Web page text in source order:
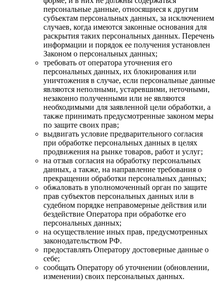
персональные данные, относящиеся к другим
субъектам персональных данных, за исключением
случаев, когда имеются законные основания для
раскрытия таких персональных данных. Перечень
информации и порядок ее получения установлен
Законом о персональных данных;
требовать от оператора уточнения его
персональных данных, их блокирования или
уничтожения в случае, если персональные данные
являются неполными, устаревшими, неточными,
незаконно полученными или не являются
необходимыми для заявленной цели обработки, а
также принимать предусмотренные законом меры
по защите своих прав;
выдвигать условие предварительного согласия
при обработке персональных данных в целях
продвижения на рынке товаров, работ и услуг;
на отзыв согласия на обработку персональных
данных, а также, на направление требования о
прекращении обработки персональных данных;
обжаловать в уполномоченный орган по защите
прав субъектов персональных данных или в
судебном порядке неправомерные действия или
бездействие Оператора при обработке его
персональных данных;
на осуществление иных прав, предусмотренных
законодательством РФ.
предоставлять Оператору достоверные данные о
себе;
сообщать Оператору об уточнении (обновлении,
изменении) своих персональных данных.